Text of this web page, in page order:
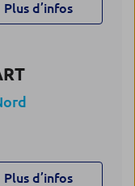
Plus d’infos
Plus d’infos